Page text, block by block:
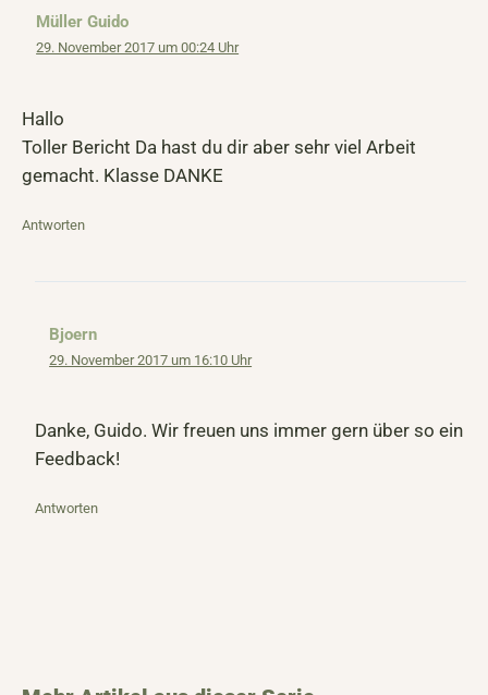
Müller Guido
29. November 2017 um 00:24 Uhr
Hallo
Toller Bericht Da hast du dir aber sehr viel Arbeit
gemacht. Klasse DANKE
Antworten
Bjoern
29. November 2017 um 16:10 Uhr
Danke, Guido. Wir freuen uns immer gern über so ein
Feedback!
Antworten